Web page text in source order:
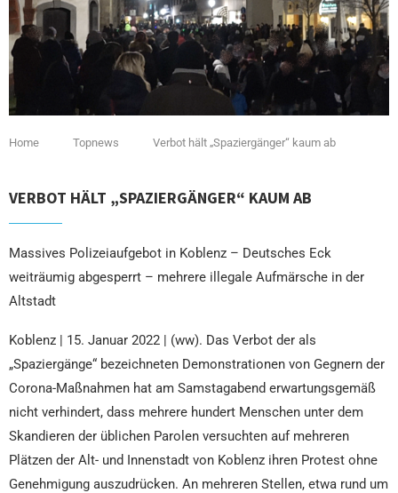
Home Topnews Verbot hält „Spaziergänger“ kaum ab
VERBOT HÄLT „SPAZIERGÄNGER“ KAUM AB
Massives Polizeiaufgebot in Koblenz – Deutsches Eck
weiträumig abgesperrt – mehrere illegale Aufmärsche in der
Altstadt
Koblenz | 15. Januar 2022 | (ww). Das Verbot der als
„Spaziergänge“ bezeichneten Demonstrationen von Gegnern der
Corona-Maßnahmen hat am Samstagabend erwartungsgemäß
nicht verhindert, dass mehrere hundert Menschen unter dem
Skandieren der üblichen Parolen versuchten auf mehreren
Plätzen der Alt- und Innenstadt von Koblenz ihren Protest ohne
Genehmigung auszudrücken. An mehreren Stellen, etwa rund um